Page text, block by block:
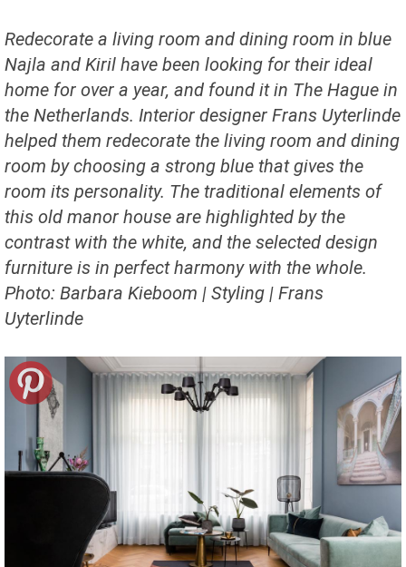
Redecorate a living room and dining room in blue
Najla and Kiril have been looking for their ideal
home for over a year, and found it in The Hague in
the Netherlands. Interior designer Frans Uyterlinde
helped them redecorate the living room and dining
room by choosing a strong blue that gives the
room its personality. The traditional elements of
this old manor house are highlighted by the
contrast with the white, and the selected design
furniture is in perfect harmony with the whole.
Photo: Barbara Kieboom | Styling | Frans
Uyterlinde